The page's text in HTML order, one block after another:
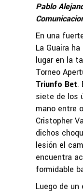
Pablo
En una
La Guaira
lugar en la
Torneo
Triunfo Bet.
siete de los
mano entre
Cristopher
dichos
lesión el
encuentra
formidable
Luego de